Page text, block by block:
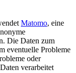
Matomo, eine
Die Daten zum
eventuelle Probleme
oder
verarbeitet